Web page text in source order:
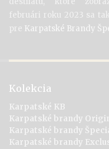
februári roku 2023 sa
pre Karpatské Brandy
Kolekcia
Karpatské KB
Karpatské brandy
Karpatské brandy
Karpatské brandy